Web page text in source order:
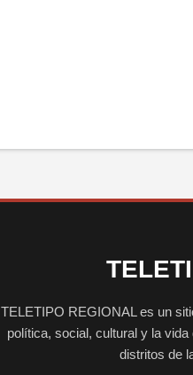
TELETIPO REGIONAL es un
política, social, cultural y la
distritos de